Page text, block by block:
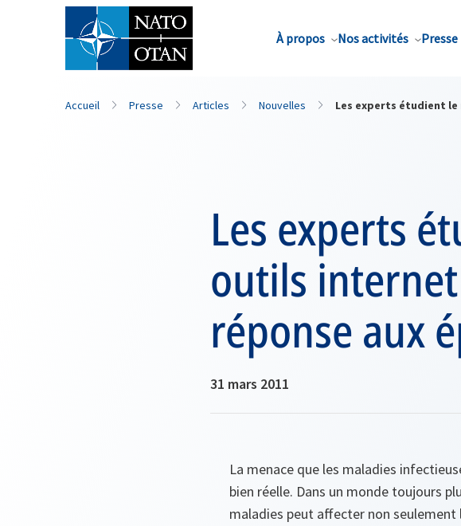
À propos Nos activités Presse
Nom de famille*
Accueil Presse Articles Nouvelles Les experts étudient le
Les experts
outils
réponse aux
31 mars 2011
La menace que les maladies
bien réelle. Dans un monde toujours
maladies peut affecter non seulement